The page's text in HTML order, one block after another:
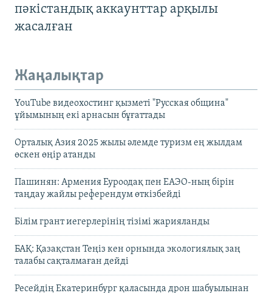
пәкістандық аккаунттар арқылы
жасалған
Жаңалықтар
YouTube видеохостинг қызметі "Русская община"
ұйымының екі арнасын бұғаттады
Орталық Азия 2025 жылы әлемде туризм ең жылдам
өскен өңір атанды
Пашинян: Армения Еуроодақ пен ЕАЭО-ның бірін
таңдау жайлы референдум өткізбейді
Білім грант иегерлерінің тізімі жарияланды
БАҚ: Қазақстан Теңіз кен орнында экологиялық заң
талабы сақталмаған дейді
Ресейдің Екатеринбург қаласында дрон шабуылынан